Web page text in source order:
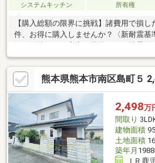
システムキッチン
所有権
【購入総額の限界に挑戦】諸費用で損
件、お得に購入しませんか？〈新耐震基
事５年保証〉シロアリへの備え付き。「
も、セットでお届け。〈契約不適合責任
どにも対応◎２年間は売主の保証が付き
本県全域の気になる物件を全て弊社でま
す水曜日や１８時以降、お仕事終わり
選びからお引渡しまで『ハウスドゥ熊
します
熊本県熊本市南区島町５
2,498万
間取り
建物面積
土地面積
築年月
ＪＲ鹿